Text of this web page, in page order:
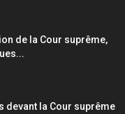
de la Cour suprême,
devant la Cour suprême